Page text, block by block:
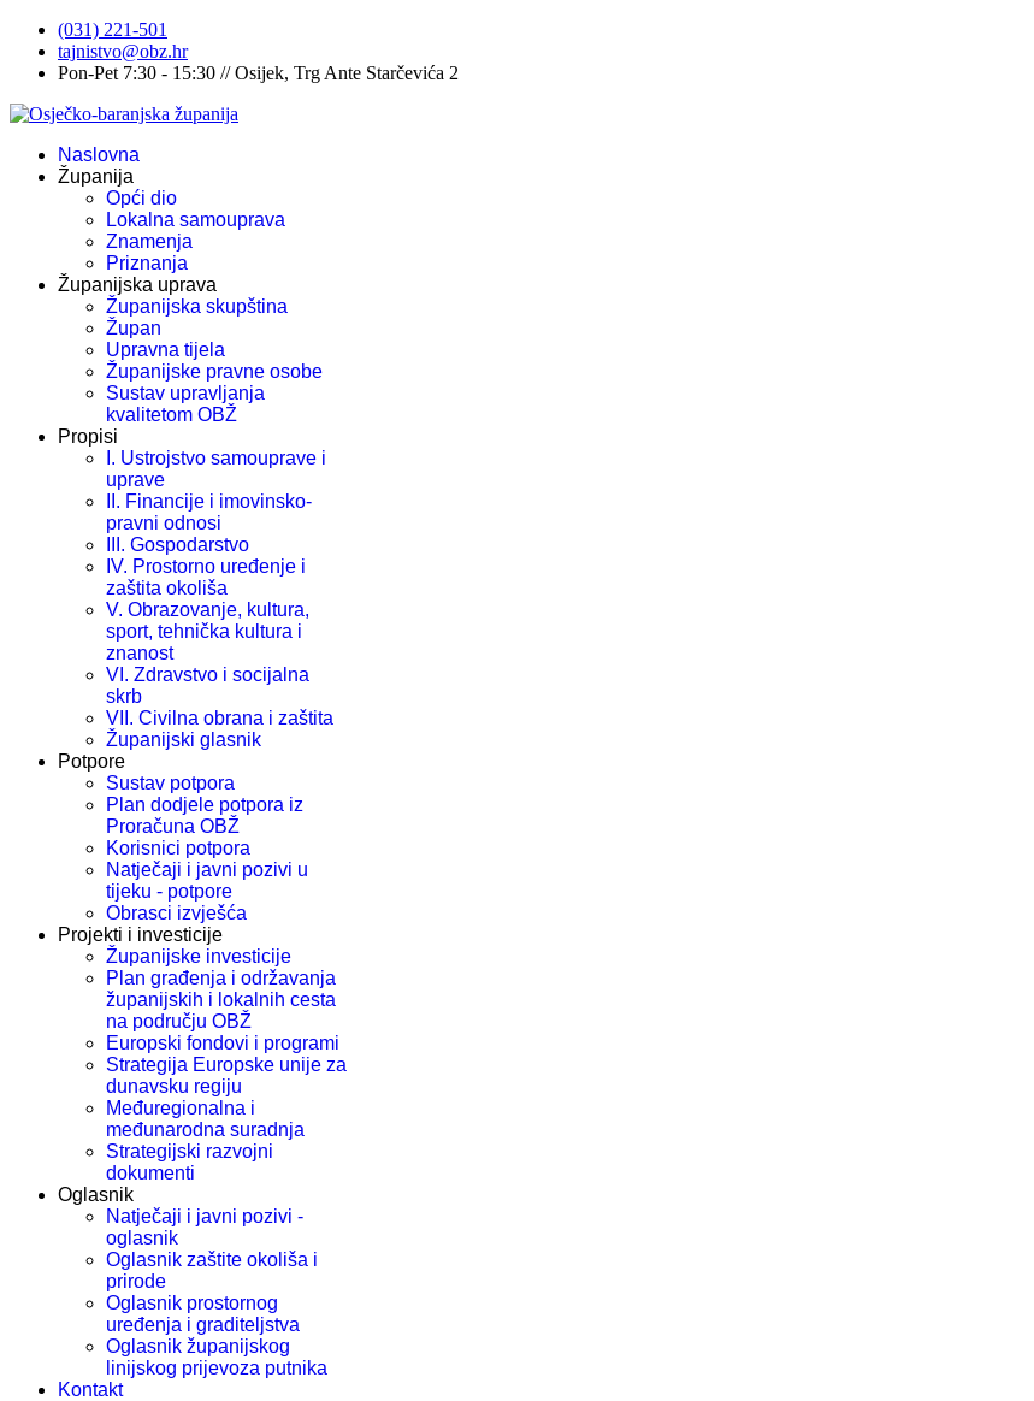
(031) 221-501
tajnistvo@obz.hr
Pon-Pet 7:30 - 15:30 // Osijek, Trg Ante Starčevića 2
Naslovna
Županija
Opći dio
Lokalna samouprava
Znamenja
Priznanja
Županijska uprava
Županijska skupština
Župan
Upravna tijela
Županijske pravne osobe
Sustav upravljanja
kvalitetom OBŽ
Propisi
I. Ustrojstvo samouprave i
uprave
II. Financije i imovinsko-
pravni odnosi
III. Gospodarstvo
IV. Prostorno uređenje i
zaštita okoliša
V. Obrazovanje, kultura,
sport, tehnička kultura i
znanost
VI. Zdravstvo i socijalna
skrb
VII. Civilna obrana i zaštita
Županijski glasnik
Potpore
Sustav potpora
Plan dodjele potpora iz
Proračuna OBŽ
Korisnici potpora
Natječaji i javni pozivi u
tijeku - potpore
Obrasci izvješća
Projekti i investicije
Županijske investicije
Plan građenja i održavanja
županijskih i lokalnih cesta
na području OBŽ
Europski fondovi i programi
Strategija Europske unije za
dunavsku regiju
Međuregionalna i
međunarodna suradnja
Strategijski razvojni
dokumenti
Oglasnik
Natječaji i javni pozivi -
oglasnik
Oglasnik zaštite okoliša i
prirode
Oglasnik prostornog
uređenja i graditeljstva
Oglasnik županijskog
linijskog prijevoza putnika
Kontakt